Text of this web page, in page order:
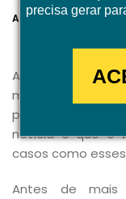
precisa gerar
Agência
A economia e
momentos de
profundas, que
notícia é que o
casos como
Antes de mais